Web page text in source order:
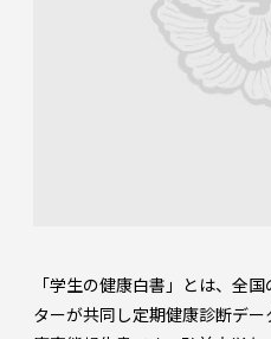
「学生の健康白書」とは、全
ターが共同し定期健康診断デ